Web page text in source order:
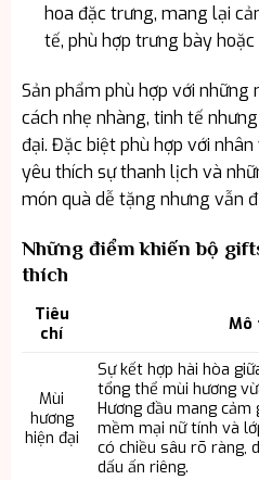
hoa đặc trưng, mang lại
tế, phù hợp trưng bày
Sản phẩm phù hợp với những
cách nhẹ nhàng, tinh tế
đại. Đặc biệt phù hợp với
yêu thích sự thanh lịch và
món quà dễ tặng nhưng vẫn
Những điểm khiến bộ
thích
Tiêu
chí
Mô
Mùi
hương
hiện đại
Sự kết hợp hài hòa
tổng thể mùi hương
Hương đầu mang cảm
mềm mại nữ tính và
có chiều sâu rõ ràng,
dấu ấn riêng.